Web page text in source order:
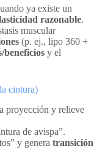
ya existe un
razonable.
muscular
(p. ej., lipo 360 +
beneficios y el
cintura)
proyección y relieve
de avispa”.
y genera transición